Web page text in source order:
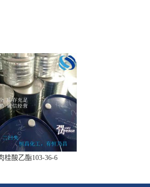
桂酸乙酯103-36-6